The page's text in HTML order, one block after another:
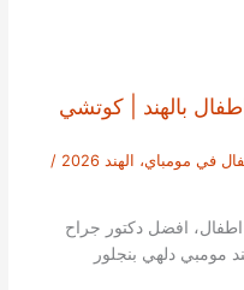
بالهند | كوتشي
مومباي، الهند 2026
/
افضل دكتور جراح
مومبي دلهي بنجلور